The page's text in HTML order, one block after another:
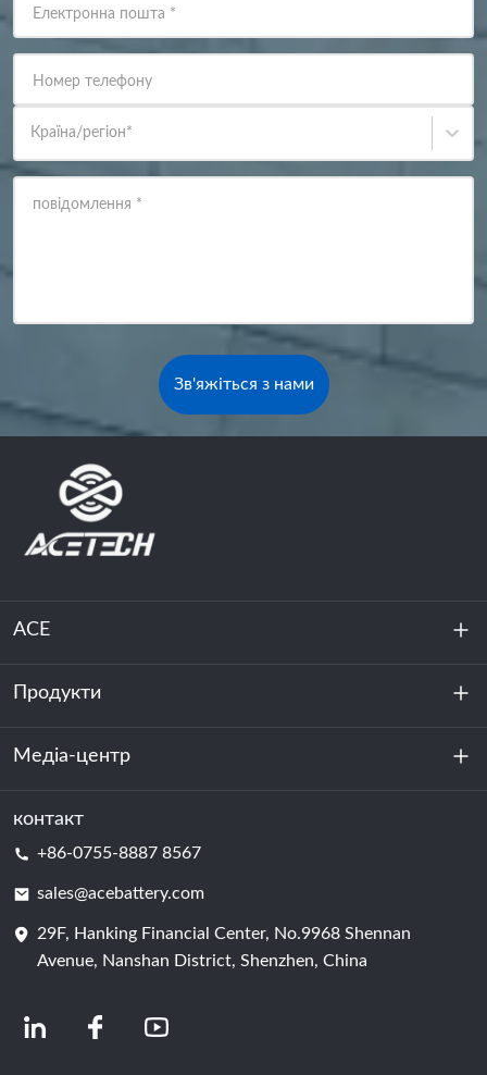
Електронна пошта *
Номер телефону
Країна/регіон*
повідомлення *
Зв'яжіться з нами
ACE
Про нас
Стійкість
Продукти
Зберігання енергії
Центр обробки даних та серверна кімната
Елемент батареї
Медіа-центр
Новини
контакт
+86-0755-8887 8567
sales@acebattery.com
29F, Hanking Financial Center, No.9968 Shennan
Avenue, Nanshan District, Shenzhen, China